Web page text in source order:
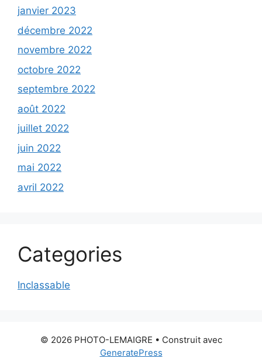
janvier 2023
décembre 2022
novembre 2022
octobre 2022
septembre 2022
août 2022
juillet 2022
juin 2022
mai 2022
avril 2022
Categories
Inclassable
© 2026 PHOTO-LEMAIGRE • Construit avec
GeneratePress